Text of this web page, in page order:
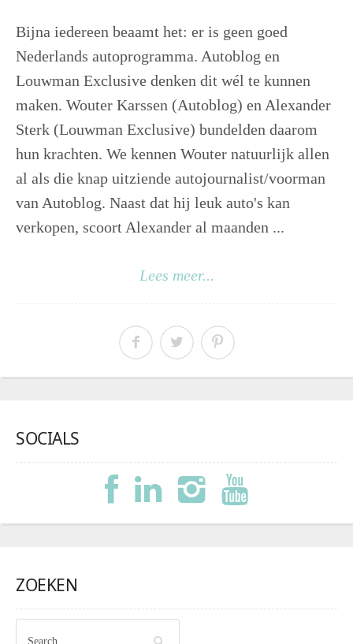
Bijna iedereen beaamt het: er is geen goed
Nederlands autoprogramma. Autoblog en
Louwman Exclusive denken dit wél te kunnen
maken. Wouter Karssen (Autoblog) en Alexander
Sterk (Louwman Exclusive) bundelden daarom
hun krachten. We kennen Wouter natuurlijk allen
al als die knap uitziende autojournalist/voorman
van Autoblog. Naast dat hij leuk auto's kan
verkopen, scoort Alexander al maanden ...
Lees meer...
SOCIALS
ZOEKEN